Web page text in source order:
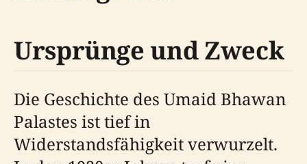
Ursprünge und Zweck
Die Geschichte des Umaid Bhawan
Palastes ist tief in
Widerstandsfähigkeit verwurzelt.